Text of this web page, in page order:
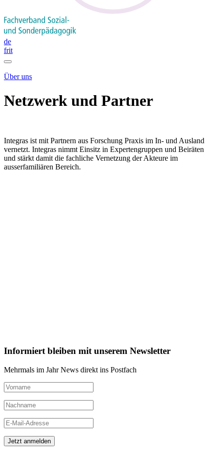
de
frit
Über uns
Netzwerk und Partner
Integras ist mit Partnern aus Forschung Praxis im In- und Ausland
vernetzt. Integras nimmt Einsitz in Expertengruppen und Beiräten
und stärkt damit die fachliche Vernetzung der Akteure im
ausserfamiliären Bereich.
Informiert bleiben mit unserem Newsletter
Mehrmals im Jahr News direkt ins Postfach
Jetzt anmelden